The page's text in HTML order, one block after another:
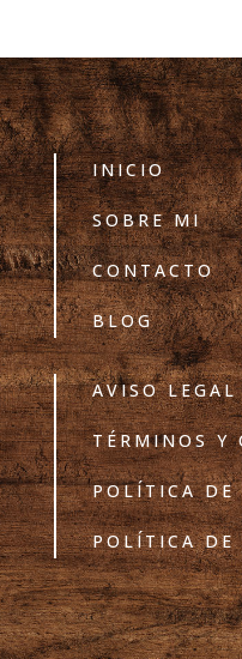
INICIO
SOBRE MI
CONTACTO
BLOG
AVISO LEGAL
TÉRMINOS Y
POLÍTICA DE
POLÍTICA DE